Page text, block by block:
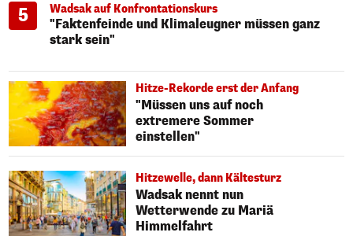
5 Wadsak auf Konfrontationskurs
"Faktenfeinde und Klimaleugner müssen ganz
stark sein"
Hitze-Rekorde erst der Anfang
"Müssen uns auf noch
extremere Sommer
einstellen"
Hitzewelle, dann Kältesturz
Wadsak nennt nun
Wetterwende zu Mariä
Himmelfahrt